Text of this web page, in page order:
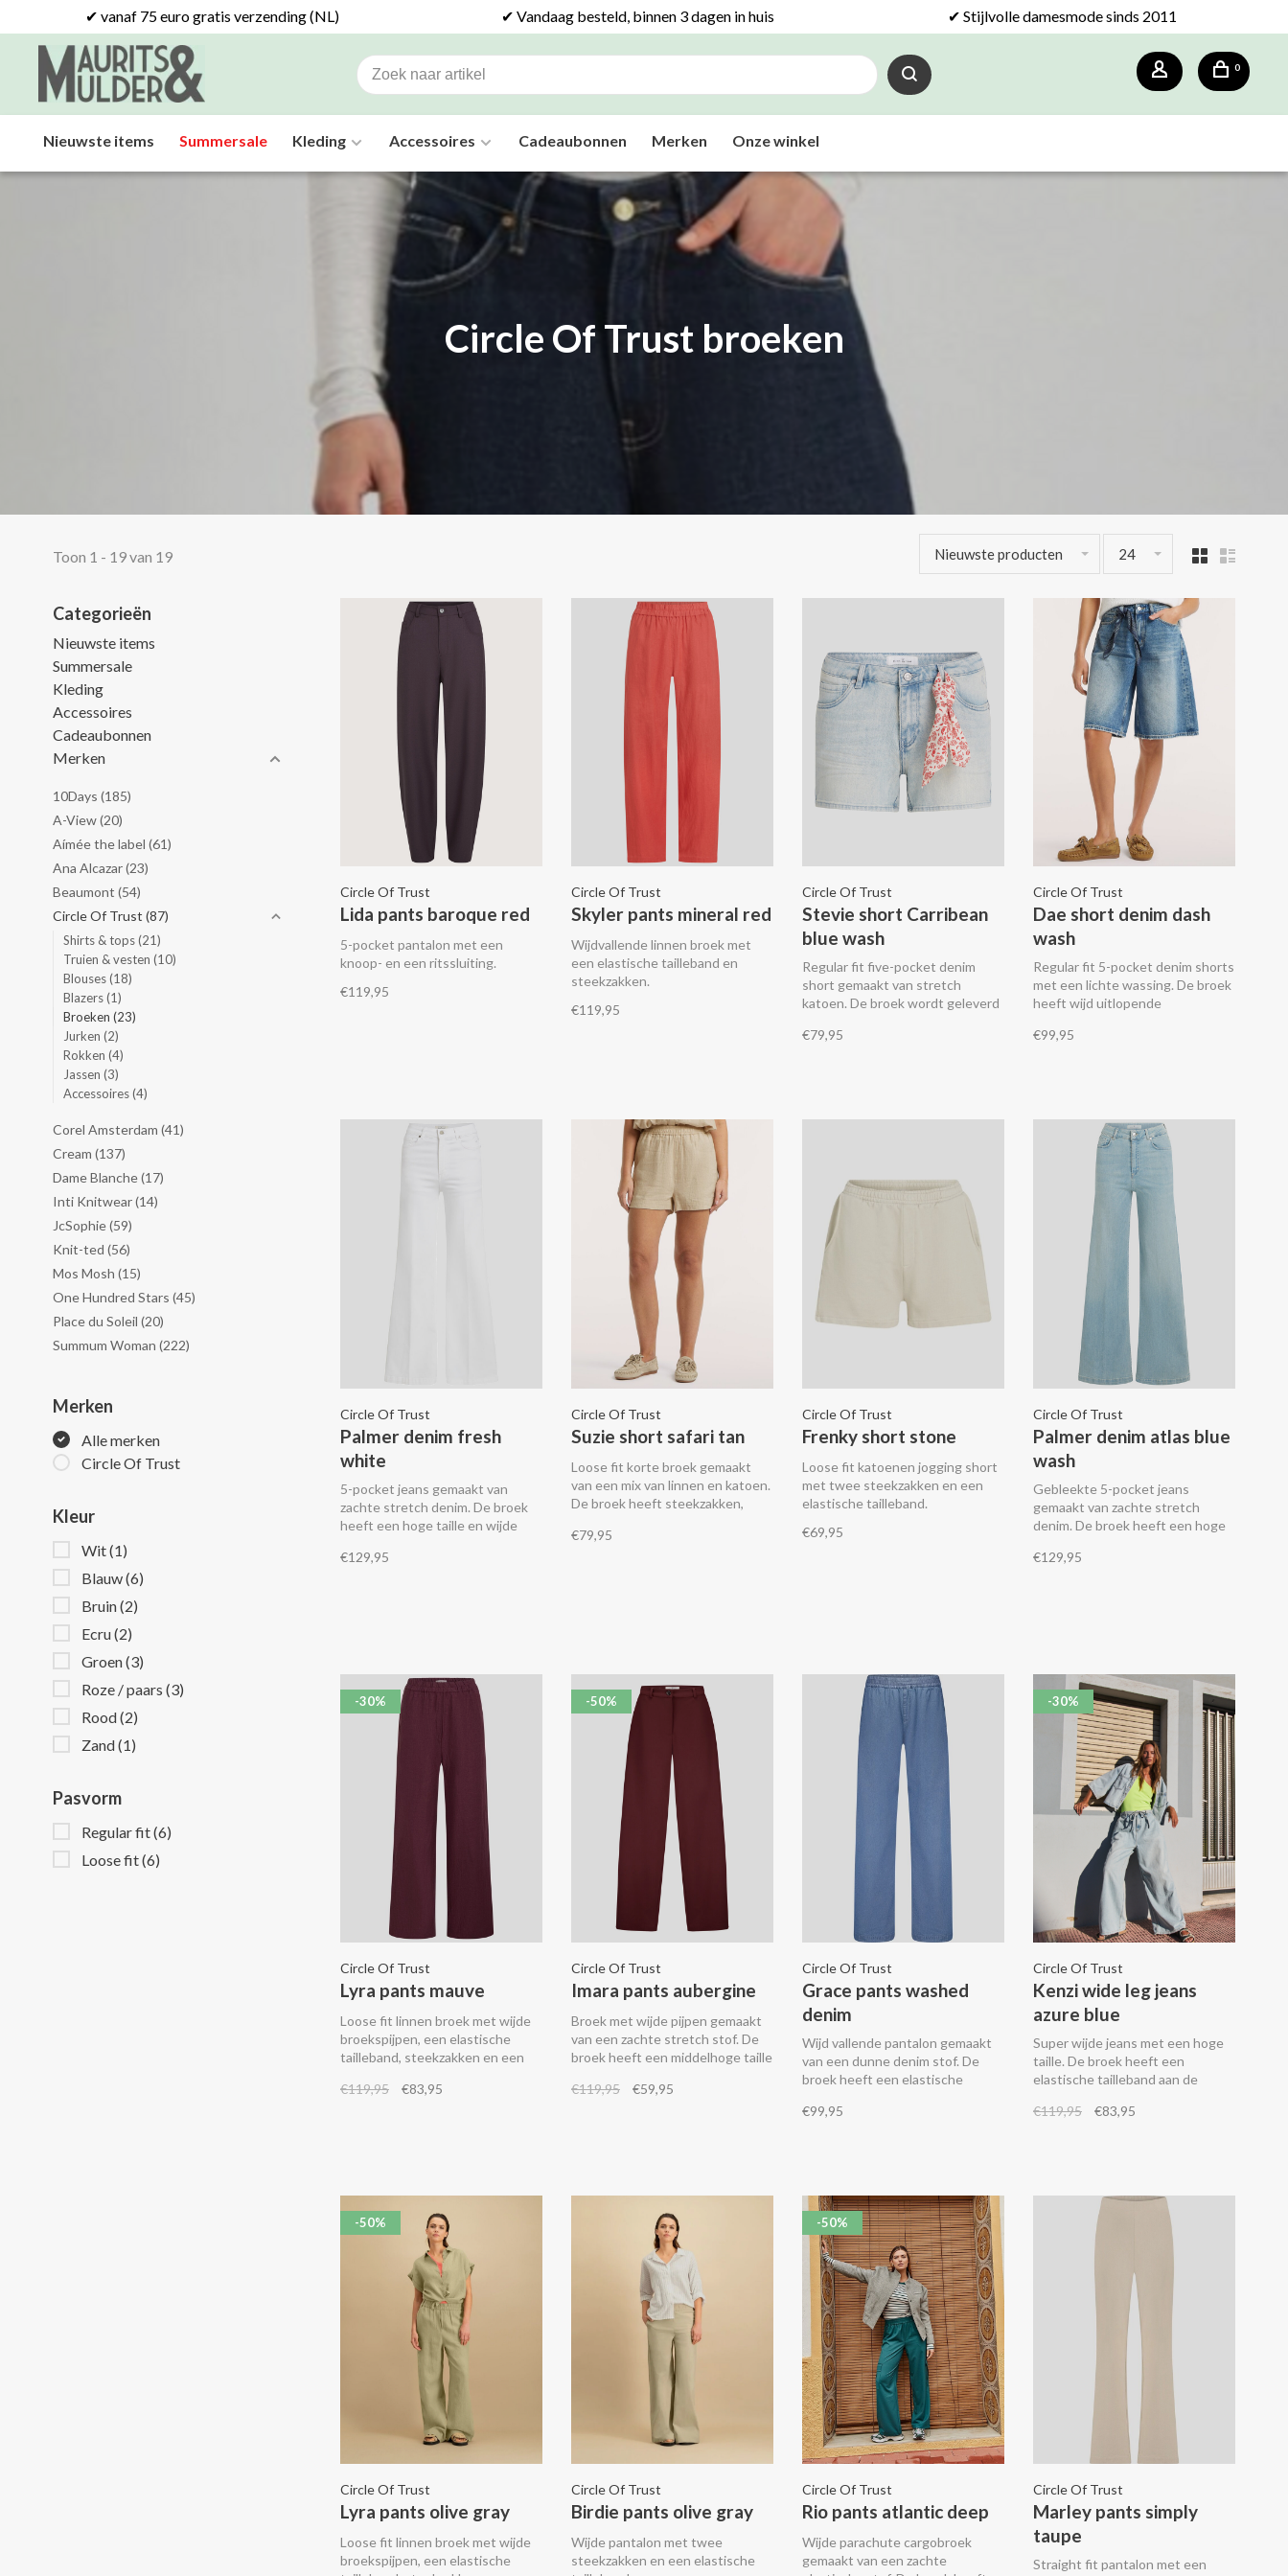
✔ vanaf 75 euro gratis verzending (NL) ✔ Vandaag besteld, binnen 3 dagen in huis ✔ Stijlvolle damesmode sinds 2011
0
Nieuwste items Summersale Kleding Accessoires Cadeaubonnen Merken Onze winkel
Circle Of Trust broeken
Toon 1 - 19 van 19 Nieuwste producten 24
Categorieën
Nieuwste items
Summersale
Kleding
Accessoires
Cadeaubonnen
Merken
10Days (185)
A-View(20)
Aímée the label (61)
Ana Alcazar(23)
Beaumont (54)
Circle Of Trust (87)
Shirts & tops(21)
Truien & vesten (10)
Blouses(18)
Blazers(1)
Broeken (23)
Jurken (2)
Rokken (4)
Jassen (3)
Accessoires(4)
Corel Amsterdam (41)
Cream (137)
Dame Blanche(17)
Inti Knitwear(14)
JcSophie(59)
Knit-ted (56)
Mos Mosh (15)
One Hundred Stars (45)
Place du Soleil (20)
Summum Woman (222)
Merken
Alle merken
Circle Of Trust
Kleur
Wit(1)
Blauw(6)
Bruin(2)
Ecru(2)
Groen(3)
Roze / paars (3)
Rood(2)
Zand(1)
Pasvorm
Regular fit(6)
Loose fit(6)
Circle Of Trust
Lida pants baroque red
5-pocket pantalon met een
knoop- en een ritssluiting.
€119,95
Circle Of Trust
Skyler pants mineral red
Wijdvallende linnen broek met
een elastische tailleband en
steekzakken.
€119,95
Circle Of Trust
Stevie short Carribean
blue wash
Regular fit five-pocket denim
short gemaakt van stretch
katoen. De broek wordt geleverd
€79,95
Circle Of Trust
Dae short denim dash
wash
Regular fit 5-pocket denim shorts
met een lichte wassing. De broek
heeft wijd uitlopende
ritssluiting en riemlussen en
€99,95
Circle Of Trust
Palmer denim fresh
white
5-pocket jeans gemaakt van
zachte stretch denim. De broek
heeft een hoge taille en wijde
€129,95
Circle Of Trust
Suzie short safari tan
Loose fit korte broek gemaakt
van een mix van linnen en katoen.
De broek heeft steekzakken,
tailleband.
€79,95
Circle Of Trust
Frenky short stone
Loose fit katoenen jogging short
met twee steekzakken en een
elastische tailleband.
€69,95
Circle Of Trust
Palmer denim atlas blue
wash
Gebleekte 5-pocket jeans
gemaakt van zachte stretch
denim. De broek heeft een hoge
€129,95
-30%
Circle Of Trust
Lyra pants mauve
Loose fit linnen broek met wijde
broekspijpen, een elastische
tailleband, steekzakken en een
€119,95
€83,95
-50%
Circle Of Trust
Imara pants aubergine
Broek met wijde pijpen gemaakt
van een zachte stretch stof. De
broek heeft een middelhoge taille
en twee steekzakken. Combineer
€119,95 €59,95
Circle Of Trust
Grace pants washed
denim
Wijd vallende pantalon gemaakt
van een dunne denim stof. De
broek heeft een elastische
achterzak. Combineer het met de
€99,95
-30%
Circle Of Trust
Kenzi wide leg jeans
azure blue
Super wijde jeans met een hoge
taille. De broek heeft een
elastische tailleband aan de
ceintuur, steekzakken en
€119,95 €83,95
-50%
Circle Of Trust
Lyra pants olive gray
Loose fit linnen broek met wijde
broekspijpen, een elastische
Circle Of Trust
Birdie pants olive gray
Wijde pantalon met twee
steekzakken en een elastische
-50%
Circle Of Trust
Rio pants atlantic deep
Wijde parachute cargobroek
gemaakt van een zachte
Circle Of Trust
Marley pants simply
taupe
Straight fit pantalon met een